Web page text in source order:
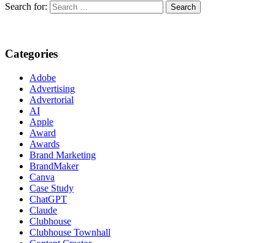
Search for:
Categories
Adobe
Advertising
Advertorial
AI
Apple
Award
Awards
Brand Marketing
BrandMaker
Canva
Case Study
ChatGPT
Claude
Clubhouse
Clubhouse Townhall